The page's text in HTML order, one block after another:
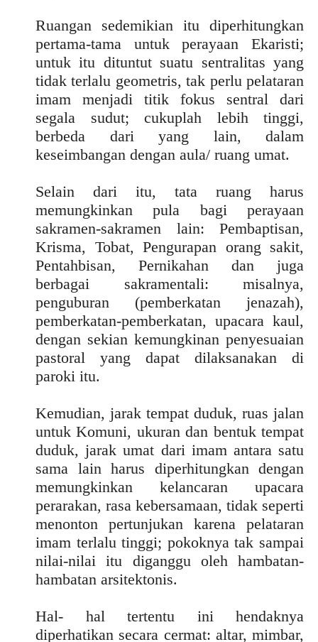
Ruangan sedemikian itu diperhitungkan
pertama-tama untuk perayaan Ekaristi;
untuk itu dituntut suatu sentralitas yang
tidak terlalu geometris, tak perlu pelataran
imam menjadi titik fokus sentral dari
segala sudut; cukuplah lebih tinggi,
berbeda dari yang lain, dalam
keseimbangan dengan aula/ ruang umat.
Selain dari itu, tata ruang harus
memungkinkan pula bagi perayaan
sakramen-sakramen lain: Pembaptisan,
Krisma, Tobat, Pengurapan orang sakit,
Pentahbisan, Pernikahan dan juga
berbagai sakramentali: misalnya,
penguburan (pemberkatan jenazah),
pemberkatan-pemberkatan, upacara kaul,
dengan sekian kemungkinan penyesuaian
pastoral yang dapat dilaksanakan di
paroki itu.
Kemudian, jarak tempat duduk, ruas jalan
untuk Komuni, ukuran dan bentuk tempat
duduk, jarak umat dari imam antara satu
sama lain harus diperhitungkan dengan
memungkinkan kelancaran upacara
perarakan, rasa kebersamaan, tidak seperti
menonton pertunjukan karena pelataran
imam terlalu tinggi; pokoknya tak sampai
nilai-nilai itu diganggu oleh hambatan-
hambatan arsitektonis.
Hal- hal tertentu ini hendaknya
diperhatikan secara cermat: altar, mimbar,